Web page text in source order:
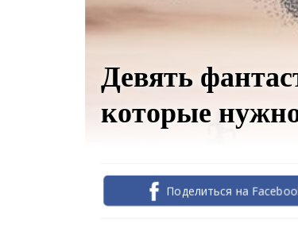
Девять
которые
Поделиться на